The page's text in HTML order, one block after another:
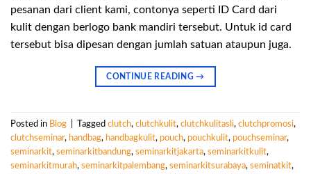
pesanan dari client kami, contonya seperti ID Card dari
kulit dengan berlogo bank mandiri tersebut. Untuk id card
tersebut bisa dipesan dengan jumlah satuan ataupun juga.
CONTINUE READING→
Posted in Blog Tagged clutch, clutchkulit, clutchkulitasli, clutchpromosi,
clutchseminar, handbag, handbagkulit, pouch, pouchkulit, pouchseminar,
seminarkit, seminarkitbandung, seminarkitjakarta, seminarkitkulit,
seminarkitmurah, seminarkitpalembang, seminarkitsurabaya, seminatkit,